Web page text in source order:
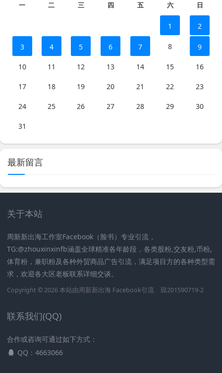
一 二 三 四 五 六 日
1 2
3 4 5 6 7 8 9
10 11 12 13 14 15 16
17 18 19 20 21 22 23
24 25 26 27 28 29 30
31
最新留言
关于本站
周新新出海工作室Facebook（脸书）专业引流，
TG:@zhouxinxinfb涵盖全球精准各年龄段，各类股粉,交友粉,币粉,
体育粉，兼职粉及各种外贸商品广告引流，满足项目方的各种类型需
求，欢迎各大区老板联系详细交谈。
Copyright © 2026 本站由周新新出海 Facebook引流 琼201590719-2
联系我们(QQ)
合作或咨询可通过如下方式：
QQ：4663066